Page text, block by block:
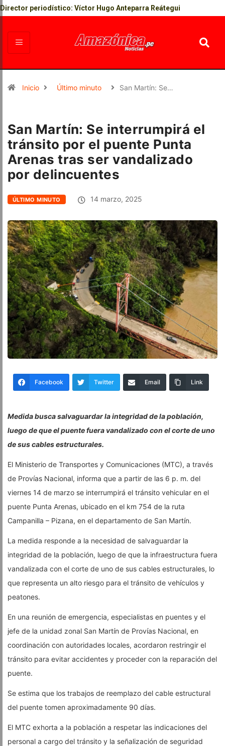
Director periodístico: Víctor Hugo Anteparra Reátegui
Inicio Último minuto San Martín: Se…
San Martín: Se interrumpirá el
tránsito por el puente Punta
Arenas tras ser vandalizado
por delincuentes
ÚLTIMO MINUTO 14 marzo, 2025
Facebook Twitter Email Link
Medida busca salvaguardar la integridad de la población,
luego de que el puente fuera vandalizado con el corte de uno
de sus cables estructurales.
El Ministerio de Transportes y Comunicaciones (MTC), a través
de Provías Nacional, informa que a partir de las 6 p. m. del
viernes 14 de marzo se interrumpirá el tránsito vehicular en el
puente Punta Arenas, ubicado en el km 754 de la ruta
Campanilla – Pizana, en el departamento de San Martín.
La medida responde a la necesidad de salvaguardar la
integridad de la población, luego de que la infraestructura fuera
vandalizada con el corte de uno de sus cables estructurales, lo
que representa un alto riesgo para el tránsito de vehículos y
peatones.
En una reunión de emergencia, especialistas en puentes y el
jefe de la unidad zonal San Martín de Provías Nacional, en
coordinación con autoridades locales, acordaron restringir el
tránsito para evitar accidentes y proceder con la reparación del
puente.
Se estima que los trabajos de reemplazo del cable estructural
del puente tomen aproximadamente 90 días.
El MTC exhorta a la población a respetar las indicaciones del
personal a cargo del tránsito y la señalización de seguridad